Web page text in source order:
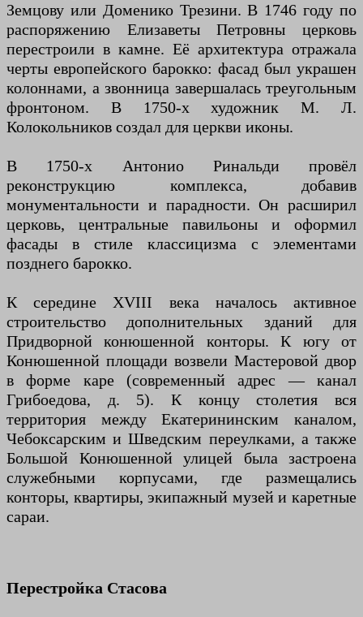
Земцову или Доменико Трезини. В 1746 году по
распоряжению Елизаветы Петровны церковь
перестроили в камне. Её архитектура отражала
черты европейского барокко: фасад был украшен
колоннами, а звонница завершалась треугольным
фронтоном. В 1750-х художник М. Л.
Колокольников создал для церкви иконы.
В 1750-х Антонио Ринальди провёл
реконструкцию комплекса, добавив
монументальности и парадности. Он расширил
церковь, центральные павильоны и оформил
фасады в стиле классицизма с элементами
позднего барокко.
К середине XVIII века началось активное
строительство дополнительных зданий для
Придворной конюшенной конторы. К югу от
Конюшенной площади возвели Мастеровой двор
в форме каре (современный адрес — канал
Грибоедова, д. 5). К концу столетия вся
территория между Екатерининским каналом,
Чебоксарским и Шведским переулками, а также
Большой Конюшенной улицей была застроена
служебными корпусами, где размещались
конторы, квартиры, экипажный музей и каретные
сараи.
Перестройка Стасова